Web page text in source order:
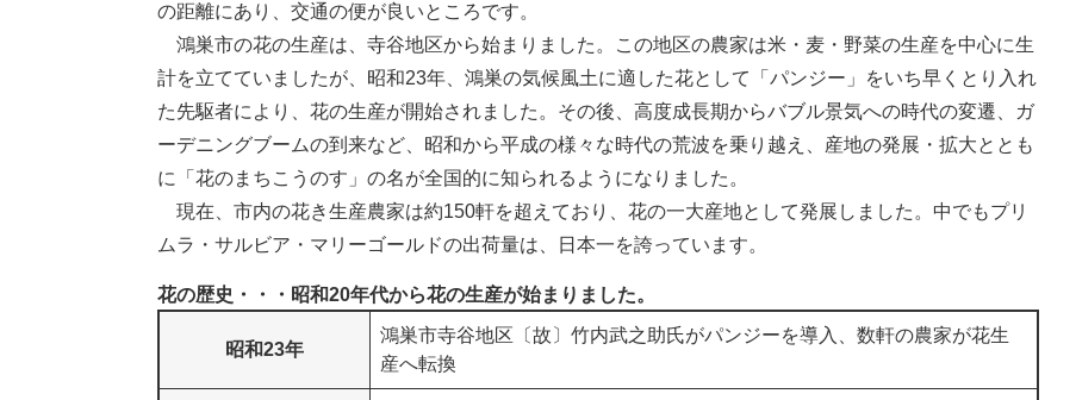
の距離にあり、交通の便が良いところです。
鴻巣市の花の生産は、寺谷地区から始まりました。この地区の農家は米・麦・野菜の生産を中心に生
計を立てていましたが、昭和23年、鴻巣の気候風土に適した花として「パンジー」をいち早くとり入れ
た先駆者により、花の生産が開始されました。その後、高度成長期からバブル景気への時代の変遷、ガ
ーデニングブームの到来など、昭和から平成の様々な時代の荒波を乗り越え、産地の発展・拡大ととも
に「花のまちこうのす」の名が全国的に知られるようになりました。
現在、市内の花き生産農家は約150軒を超えており、花の一大産地として発展しました。中でもプリ
ムラ・サルビア・マリーゴールドの出荷量は、日本一を誇っています。
花の歴史・・・昭和20年代から花の生産が始まりました。
昭和23年
鴻巣市寺谷地区〔故〕竹内武之助氏がパンジーを導入、数軒の農家が花生
産へ転換